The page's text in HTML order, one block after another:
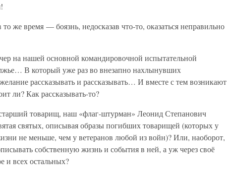
же время — боязнь, недосказав что-то, оказаться неправильно
на нашей основной командировочной испытательной
В который уже раз во внезапно нахлынувших
рассказывать и рассказывать… И вместе с тем возникают
ли? Как рассказывать-то?
товарищ, наш «флаг-штурман» Леонид Степанович
святых, описывая образы погибших товарищей (которых у
не меньше, чем у ветеранов любой из войн)? Или, наоборот,
собственную жизнь и события в ней, а уж через своё
и всех остальных?